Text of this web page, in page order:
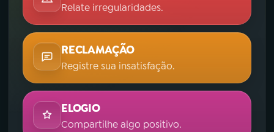
Relate irregularidades.
RECLAMAÇÃO
Registre sua insatisfação.
ELOGIO
Compartilhe algo positivo.